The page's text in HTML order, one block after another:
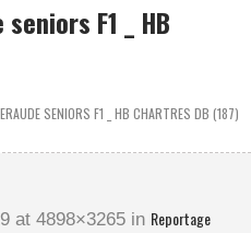
F1 _ HB
SENIORS F1 _ HB CHARTRES DB (187)
at 4898×3265 in Reportage